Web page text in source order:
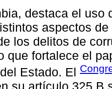
destaca el uso
aspectos
los delitos de
que fortalece el
Estado. El
su artículo 325 B